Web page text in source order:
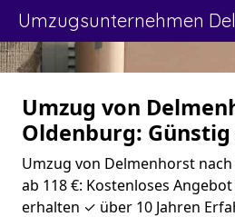
Umzugsunternehmen
Umzug von
Oldenburg: Günstig
Umzug von Delmenhorst
ab 118 €: Kostenloses
erhalten ✓ über 10 Jahren